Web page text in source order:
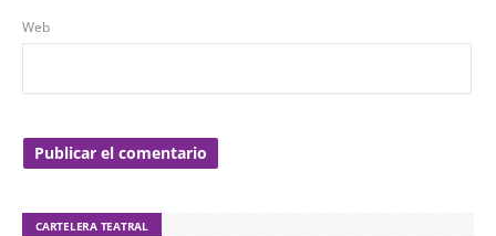
Web
CARTELERA TEATRAL